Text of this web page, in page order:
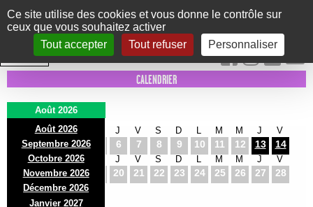
Panneau de gestion des cookies
Ce site utilise des cookies et vous donne le contrôle sur
ceux que vous souhaitez activer
Tout accepter
Tout refuser Personnaliser
Le Marni
CONCERTS DANSE/CIRQUE THÉÂTRE KIDS EXPOS EVENTS
INTRA MUROS
CALENDRIER
Août 2026
Août 2026
Septembre 2026
Octobre 2026
Novembre 2026
Décembre 2026
Janvier 2027
D
2
L
3
M
4
J
6
V
7
S
8
D
9 10
M
11
M
12
J
13
V
14
D
16
L
17
M
18
J
20
V
21
S
22
D
23 24
M
25
M
26
J
27
V
28
D
30
L
31